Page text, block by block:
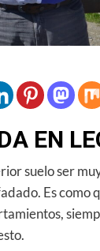
EN
suelo ser
Es como